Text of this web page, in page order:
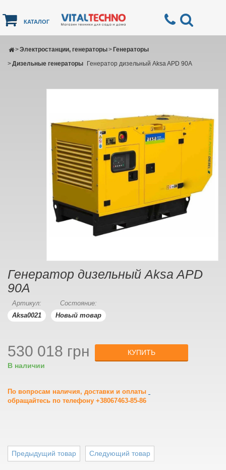
КАТАЛОГ
Электростанции, генераторы
> Генераторы
>
Дизельные генераторы
> Генератор дизельный Aksa APD 90A
Генератор дизельный Aksa APD
90A
Артикул:
Aksa0021
Состояние:
Новый товар
530 018 грн
В наличии
КУПИТЬ
По вопросам наличия, доставки и оплаты
обращайтесь по телефону +38067463-85-86
Следующий товар
Предыдущий товар